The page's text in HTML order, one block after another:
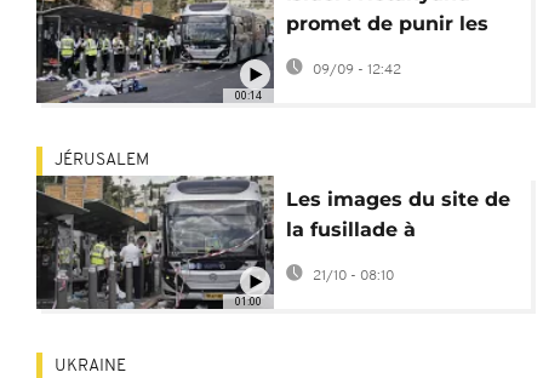
00:14
promet de punir les
auteurs de l'attentat à
Jérusalem
09/09 - 12:42
01:00
JÉRUSALEM
Les images du site de
la fusillade à
Jérusalem qui a fait
six morts
21/10 - 08:10
UKRAINE